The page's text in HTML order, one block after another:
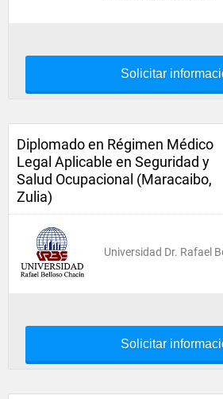
Solicitar
Diplomado en Régimen Médico
Legal Aplicable en Seguridad y
Salud Ocupacional (Maracaibo,
Zulia)
Universidad Dr. Rafael
Solicitar